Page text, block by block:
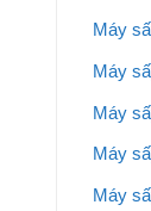
Máy
Máy
Máy
Máy
Máy